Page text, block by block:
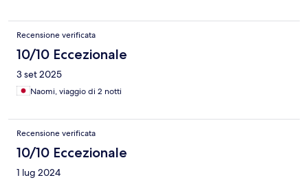
Recensione verificata
10/10 Eccezionale
3 set 2025
Naomi, viaggio di 2 notti
Recensione verificata
10/10 Eccezionale
1 lug 2024